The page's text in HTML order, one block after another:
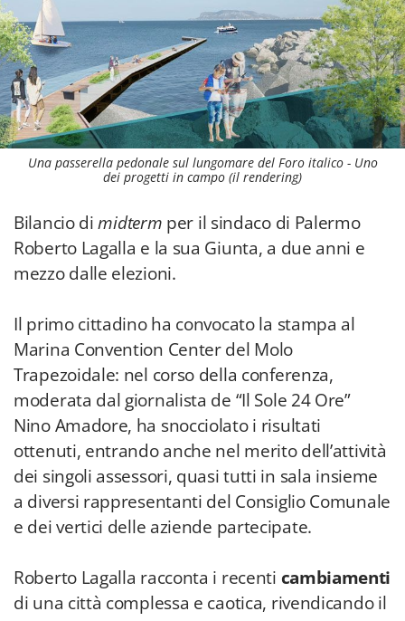
Una passerella pedonale sul lungomare del Foro italico - Uno
dei progetti in campo (il rendering)
Bilancio dimidterm per il sindaco di Palermo
Roberto Lagalla e la sua Giunta, a due anni e
mezzo dalle elezioni.
Il primo cittadino ha convocato la stampa al
Marina Convention Center del Molo
Trapezoidale: nel corso della conferenza,
moderata dal giornalista de “Il Sole 24 Ore”
Nino Amadore, ha snocciolato i risultati
ottenuti, entrando anche nel merito dell’attività
dei singoli assessori, quasi tutti in sala insieme
a diversi rappresentanti del Consiglio Comunale
e dei vertici delle aziende partecipate.
Roberto Lagalla racconta i recenti cambiamenti
di una città complessa e caotica, rivendicando il